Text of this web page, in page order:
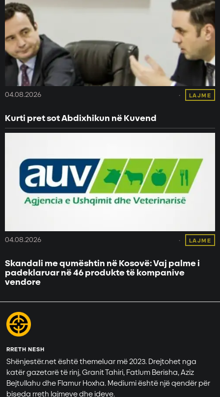
04.08.2026 LAJME
Kurti pret sot Abdixhikun në Kuvend
04.08.2026 LAJME
Skandali me qumështin në Kosovë: Vaj palme i
padeklaruar në 46 produkte të kompanive
vendore
RRETH NESH
Shënjestër.net është themeluar më 2023. Drejtohet nga
katër gazetarë të rinj, Granit Tahiri, Fatlum Berisha, Aziz
Bejtullahu dhe Flamur Hoxha. Mediumi është një qendër për
biseda rreth lajmeve dhe ideve.